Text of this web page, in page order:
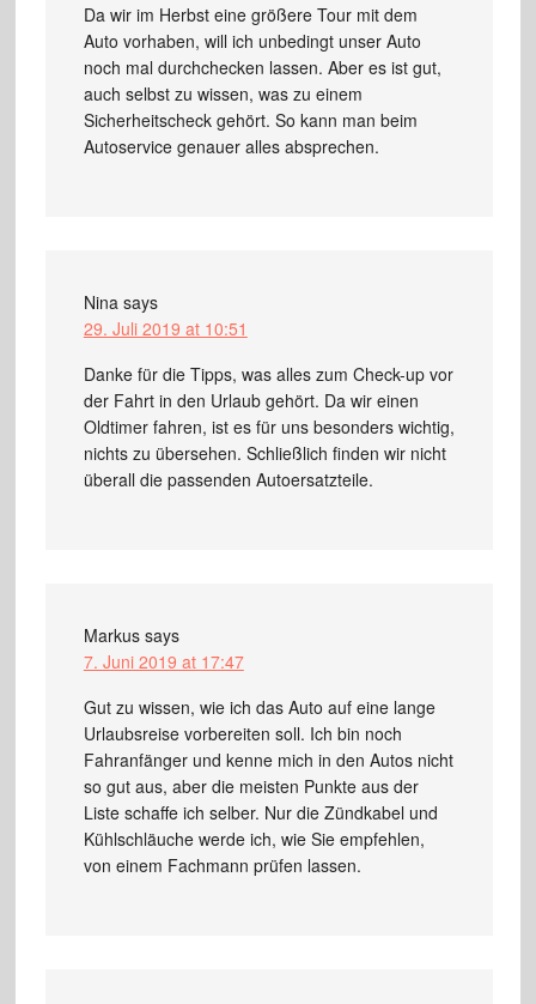
Da wir im Herbst eine größere Tour mit dem
Auto vorhaben, will ich unbedingt unser Auto
noch mal durchchecken lassen. Aber es ist gut,
auch selbst zu wissen, was zu einem
Sicherheitscheck gehört. So kann man beim
Autoservice genauer alles absprechen.
Nina says
29. Juli 2019 at 10:51
Danke für die Tipps, was alles zum Check-up vor
der Fahrt in den Urlaub gehört. Da wir einen
Oldtimer fahren, ist es für uns besonders wichtig,
nichts zu übersehen. Schließlich finden wir nicht
überall die passenden Autoersatzteile.
Markus says
7. Juni 2019 at 17:47
Gut zu wissen, wie ich das Auto auf eine lange
Urlaubsreise vorbereiten soll. Ich bin noch
Fahranfänger und kenne mich in den Autos nicht
so gut aus, aber die meisten Punkte aus der
Liste schaffe ich selber. Nur die Zündkabel und
Kühlschläuche werde ich, wie Sie empfehlen,
von einem Fachmann prüfen lassen.